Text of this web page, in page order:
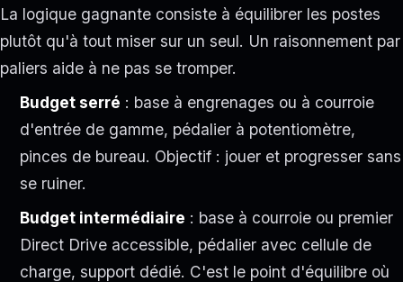
La logique gagnante consiste à équilibrer les postes
plutôt qu'à tout miser sur un seul. Un raisonnement par
paliers aide à ne pas se tromper.
Budget serré : base à engrenages ou à courroie
d'entrée de gamme, pédalier à potentiomètre,
pinces de bureau. Objectif : jouer et progresser sans
se ruiner.
Budget intermédiaire : base à courroie ou premier
Direct Drive accessible, pédalier avec cellule de
charge, support dédié. C'est le point d'équilibre où